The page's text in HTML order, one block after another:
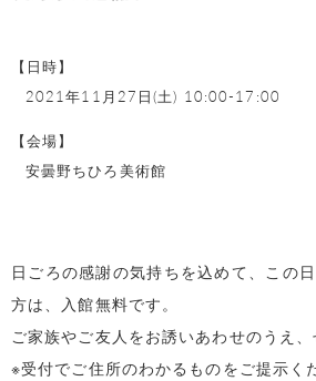
【日時】
2021年11月27日(土) 10:00-17:00
【会場】
安曇野ちひろ美術館
日ごろの感謝の気持ちを込めて、この
方は、入館無料です。
ご家族やご友人をお誘いあわせのうえ、
※受付でご住所のわかるものをご提示く